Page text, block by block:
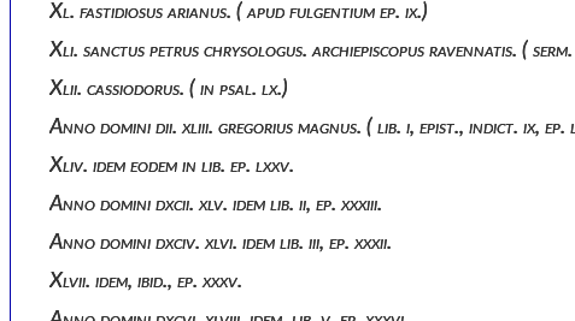
Xl. fastidiosus arianus. ( apud fulgentium ep. ix.)
Xli. sanctus petrus chrysologus. archiepiscopus ravennatis. (
Xlii. cassiodorus. ( in psal. lx.)
Anno domini dii. xliii. gregorius magnus. ( lib. i, epist., indict. ix, ep.
Xliv. idem eodem in lib. ep. lxxv.
Anno domini dxcii. xlv. idem lib. ii, ep. xxxiii.
Anno domini dxciv. xlvi. idem lib. iii, ep. xxxii.
Xlvii. idem, ibid., ep. xxxv.